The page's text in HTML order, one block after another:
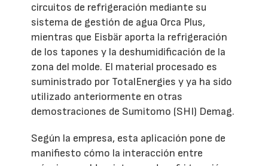
circuitos de refrigeración mediante su
sistema de gestión de agua Orca Plus,
mientras que Eisbär aporta la refrigeración
de los tapones y la deshumidificación de la
zona del molde. El material procesado es
suministrado por TotalEnergies y ya ha sido
utilizado anteriormente en otras
demostraciones de Sumitomo (SHI) Demag.
Según la empresa, esta aplicación pone de
manifiesto cómo la interacción entre